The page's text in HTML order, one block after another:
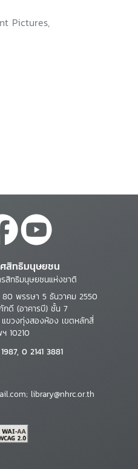
Pictures,
สิทธิมนุษยชน
สิทธิมนุษยชนแห่งชาติ
80 พรรษา 5 ธันวาคม 2550
กดี (อาคารบี) ชั้น 7
ขวงทุ่งสองห้อง เขตหลักสี่
10210
0 2141 3881
library@nhrc.or.th